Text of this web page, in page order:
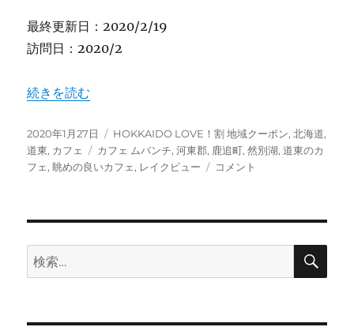
最終更新日：2020/2/19
訪問日：2020/2
“【北海道】湖を眺めながるおしゃれなカフェ 然別湖
続きを読む
投
稿
日:
2020年1月27日
カ
テ
ゴ
HOKKAIDO LOVE！割 地域クーポン,北海道,
道東, カフェ
タ
グ
カフェ ムバンチ,河東郡, 鹿追町,然別湖,道東のカ
フェ,眺めの良いカフェ, レイクビュー
【北
眺
な
コメント
検
索:
検